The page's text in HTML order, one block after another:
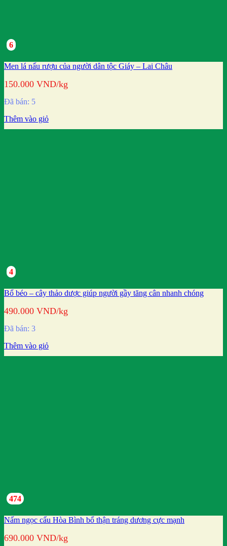
6
Men lá nấu rượu của người dân tộc Giáy – Lai Châu
150.000 VND/kg
Đã bán: 5
Thêm vào giỏ
4
Bổ béo – cây thảo dược giúp người gầy tăng cân nhanh chóng
490.000 VND/kg
Đã bán: 3
Thêm vào giỏ
474
Nấm ngọc cẩu Hòa Bình bổ thận tráng dương cực mạnh
690.000 VND/kg